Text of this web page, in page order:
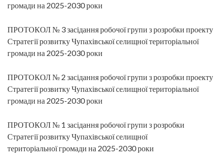
громади на 2025-2030 роки
ПРОТОКОЛ № 3 засідання робочої групи з розробки проекту
Стратегії розвитку Чупахівської селищної територіальної
громади на 2025-2030 роки
ПРОТОКОЛ № 2 засідання робочої групи з розробки проекту
Стратегії розвитку Чупахівської селищної територіальної
громади на 2025-2030 роки
ПРОТОКОЛ № 1 засідання робочої групи з розробки
Стратегії розвитку Чупахівської селищної
територіальної громади на 2025-2030 роки